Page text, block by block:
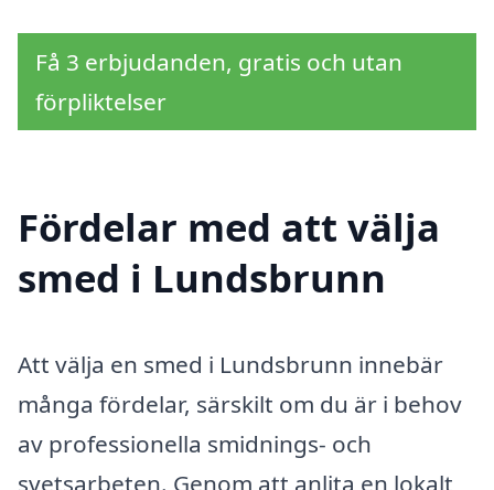
Få 3 erbjudanden, gratis och utan
förpliktelser
Fördelar med att välja
smed i Lundsbrunn
Att välja en smed i Lundsbrunn innebär
många fördelar, särskilt om du är i behov
av professionella smidnings- och
svetsarbeten. Genom att anlita en lokalt